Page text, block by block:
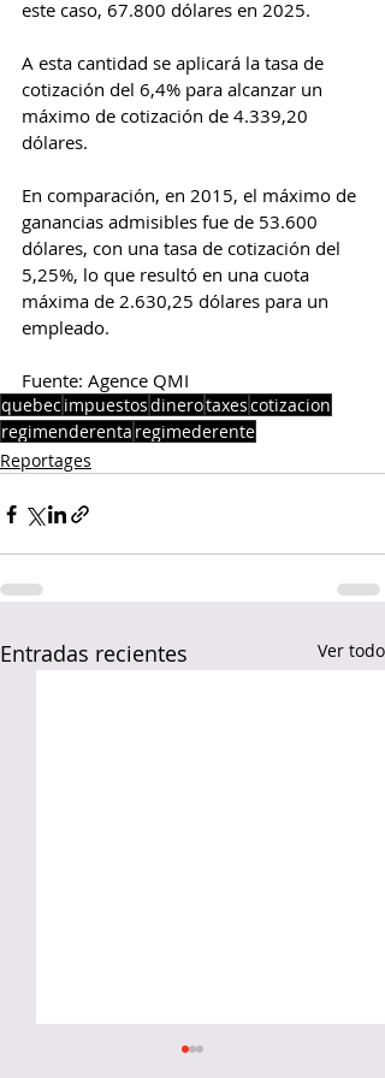
este caso, 67.800 dólares en 2025.
A esta cantidad se aplicará la tasa de
cotización del 6,4% para alcanzar un
máximo de cotización de 4.339,20
dólares.
En comparación, en 2015, el máximo de
ganancias admisibles fue de 53.600
dólares, con una tasa de cotización del
5,25%, lo que resultó en una cuota
máxima de 2.630,25 dólares para un
empleado.
Fuente: Agence QMI
quebec impuestosdinerotaxescotizacion
regimenderenta regimederente
Reportages
Entradas recientes Ver todo